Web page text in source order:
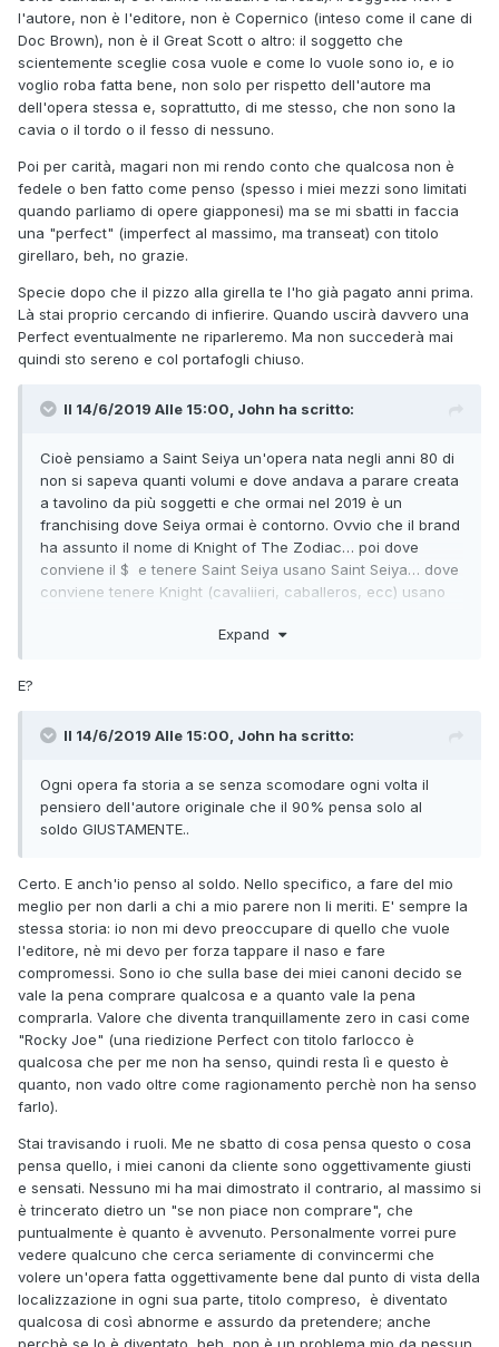
l'autore, non è l'editore, non è Copernico (inteso come il cane di
Doc Brown), non è il Great Scott o altro: il soggetto che
scientemente sceglie cosa vuole e come lo vuole sono io, e io
voglio roba fatta bene, non solo per rispetto dell'autore ma
dell'opera stessa e, soprattutto, di me stesso, che non sono la
cavia o il tordo o il fesso di nessuno.
Poi per carità, magari non mi rendo conto che qualcosa non è
fedele o ben fatto come penso (spesso i miei mezzi sono limitati
quando parliamo di opere giapponesi) ma se mi sbatti in faccia
una "perfect" (imperfect al massimo, ma transeat) con titolo
girellaro, beh, no grazie.
Specie dopo che il pizzo alla girella te l'ho già pagato anni prima.
Là stai proprio cercando di infierire. Quando uscirà davvero una
Perfect eventualmente ne riparleremo. Ma non succederà mai
quindi sto sereno e col portafogli chiuso.
Il 14/6/2019 Alle 15:00, John ha scritto:
Cioè pensiamo a Saint Seiya un'opera nata negli anni 80 di
non si sapeva quanti volumi e dove andava a parare creata
a tavolino da più soggetti e che ormai nel 2019 è un
franchising dove Seiya ormai è contorno. Ovvio che il brand
ha assunto il nome di Knight of The Zodiac… poi dove
conviene il $ e tenere Saint Seiya usano Saint Seiya… dove
conviene tenere Knight (cavaliieri, caballeros, ecc) usano
Expand
E?
Il 14/6/2019 Alle 15:00, John ha scritto:
Ogni opera fa storia a se senza scomodare ogni volta il
pensiero dell'autore originale che il 90% pensa solo al
soldo GIUSTAMENTE..
Certo. E anch'io penso al soldo. Nello specifico, a fare del mio
meglio per non darli a chi a mio parere non li meriti. E' sempre la
stessa storia: io non mi devo preoccupare di quello che vuole
l'editore, nè mi devo per forza tappare il naso e fare
compromessi. Sono io che sulla base dei miei canoni decido se
vale la pena comprare qualcosa e a quanto vale la pena
comprarla. Valore che diventa tranquillamente zero in casi come
"Rocky Joe" (una riedizione Perfect con titolo farlocco è
qualcosa che per me non ha senso, quindi resta lì e questo è
quanto, non vado oltre come ragionamento perchè non ha senso
farlo).
Stai travisando i ruoli. Me ne sbatto di cosa pensa questo o cosa
pensa quello, i miei canoni da cliente sono oggettivamente giusti
e sensati. Nessuno mi ha mai dimostrato il contrario, al massimo si
è trincerato dietro un "se non piace non comprare", che
puntualmente è quanto è avvenuto. Personalmente vorrei pure
vedere qualcuno che cerca seriamente di convincermi che
volere un'opera fatta oggettivamente bene dal punto di vista della
localizzazione in ogni sua parte, titolo compreso, è diventato
qualcosa di così abnorme e assurdo da pretendere; anche